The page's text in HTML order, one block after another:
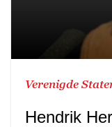
Verenigde
Hendrik